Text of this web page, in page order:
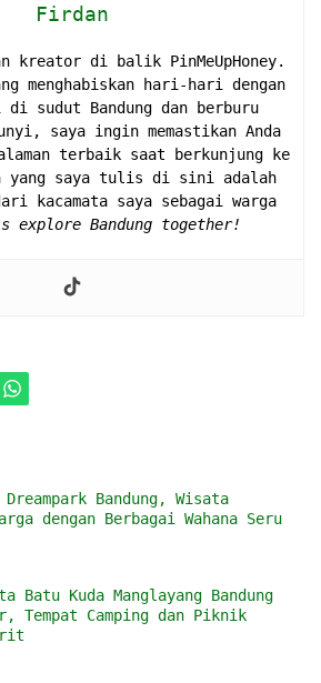
Firdan
kreator di balik PinMeUpHoney.
menghabiskan hari-hari dengan
di sudut Bandung dan berburu
saya ingin memastikan Anda
terbaik saat berkunjung ke
yang saya tulis di sini adalah
kacamata saya sebagai warga
explore Bandung together!
Dreampark Bandung, Wisata
dengan Berbagai Wahana Seru
Batu Kuda Manglayang Bandung
Tempat Camping dan Piknik